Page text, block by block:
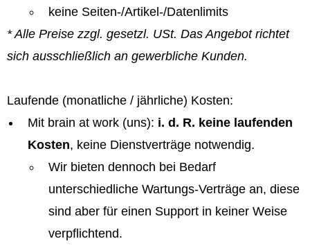
keine Seiten-/Artikel-/Datenlimits
* Alle Preise zzgl. gesetzl. USt. Das Angebot richtet
sich ausschließlich an gewerbliche Kunden.
Laufende (monatliche / jährliche) Kosten:
Mit brain at work (uns): i. d. R. keine laufenden
Kosten, keine Dienstverträge notwendig.
Wir bieten dennoch bei Bedarf
unterschiedliche Wartungs-Verträge an, diese
sind aber für einen Support in keiner Weise
verpflichtend.